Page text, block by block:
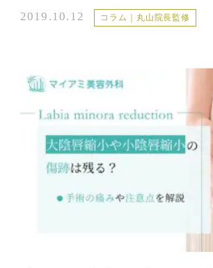
2019.10.12 コラム｜丸山院長監修